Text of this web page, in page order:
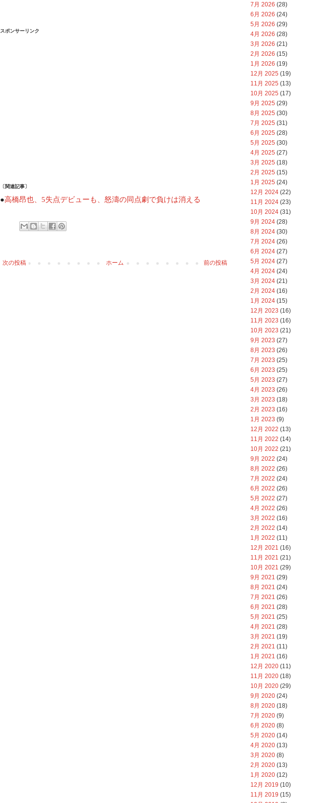
スポンサーリンク
〔関連記事〕
●高橋昂也、5失点デビューも、怒濤の同点劇で負けは消える
次の投稿 前の投稿
ホーム
7月 2026 (28)
6月 2026 (24)
5月 2026 (29)
4月 2026 (28)
3月 2026 (21)
2月 2026 (15)
1月 2026 (19)
12月 2025 (19)
11月 2025 (13)
10月 2025 (17)
9月 2025 (29)
8月 2025 (30)
7月 2025 (31)
6月 2025 (28)
5月 2025 (30)
4月 2025 (27)
3月 2025 (18)
2月 2025 (15)
1月 2025 (24)
12月 2024 (22)
11月 2024 (23)
10月 2024 (31)
9月 2024 (28)
8月 2024 (30)
7月 2024 (26)
6月 2024 (27)
5月 2024 (27)
4月 2024 (24)
3月 2024 (21)
2月 2024 (16)
1月 2024 (15)
12月 2023 (16)
11月 2023 (16)
10月 2023 (21)
9月 2023 (27)
8月 2023 (26)
7月 2023 (25)
6月 2023 (25)
5月 2023 (27)
4月 2023 (26)
3月 2023 (18)
2月 2023 (16)
1月 2023 (9)
12月 2022 (13)
11月 2022 (14)
10月 2022 (21)
9月 2022 (24)
8月 2022 (26)
7月 2022 (24)
6月 2022 (26)
5月 2022 (27)
4月 2022 (26)
3月 2022 (16)
2月 2022 (14)
1月 2022 (11)
12月 2021 (16)
11月 2021 (21)
10月 2021 (29)
9月 2021 (29)
8月 2021 (24)
7月 2021 (26)
6月 2021 (28)
5月 2021 (25)
4月 2021 (28)
3月 2021 (19)
2月 2021 (11)
1月 2021 (16)
12月 2020 (11)
11月 2020 (18)
10月 2020 (29)
9月 2020 (24)
8月 2020 (18)
7月 2020 (9)
6月 2020 (8)
5月 2020 (14)
4月 2020 (13)
3月 2020 (8)
2月 2020 (13)
1月 2020 (12)
12月 2019 (10)
11月 2019 (15)